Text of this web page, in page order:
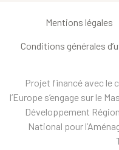
Mentions légales
Conditions générales
Projet financé avec le
l’Europe s’engage sur le
Développement
National pour